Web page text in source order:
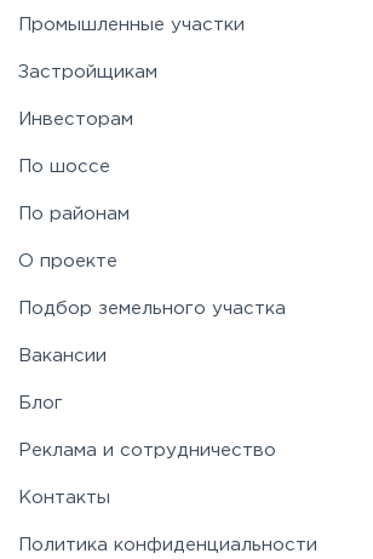
Промышленные участки
Застройщикам
Инвесторам
По шоссе
По районам
О проекте
Подбор земельного участка
Вакансии
Блог
Реклама и сотрудничество
Контакты
Политика конфиденциальности